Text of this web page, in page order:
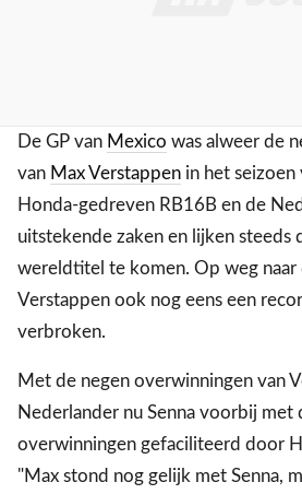
De GP van Mexico was alweer de
van Max Verstappen in het
Honda-gedreven RB16B en de
uitstekende zaken en lijken steeds
wereldtitel te komen. Op weg
Verstappen ook nog eens een
verbroken.
Met de negen overwinningen van
Nederlander nu Senna voorbij met
overwinningen gefaciliteerd door
"Max stond nog gelijk met Senna,